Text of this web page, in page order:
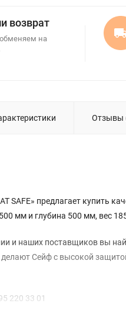
возврат
на
Отзывы
SAFE» предлагает купить
мм и глубина 500 мм, вес
и наших поставщиков вы
Сейф с высокой
220 33 01